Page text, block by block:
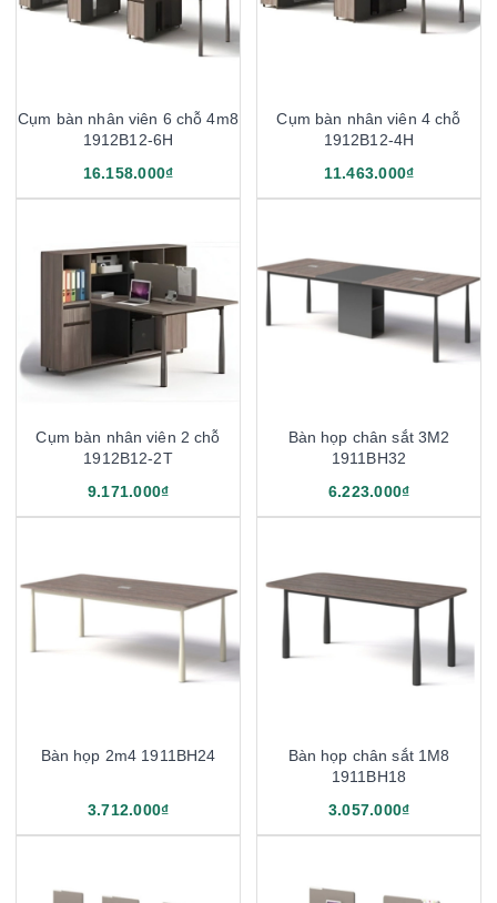
Cụm bàn nhân viên 6 chỗ 4m8
1912B12-6H
16.158.000₫
Cụm bàn nhân viên 4 chỗ
1912B12-4H
11.463.000₫
Cụm bàn nhân viên 2 chỗ
1912B12-2T
9.171.000₫
Bàn họp chân sắt 3M2
1911BH32
6.223.000₫
Bàn họp 2m4 1911BH24
3.712.000₫
Bàn họp chân sắt 1M8
1911BH18
3.057.000₫